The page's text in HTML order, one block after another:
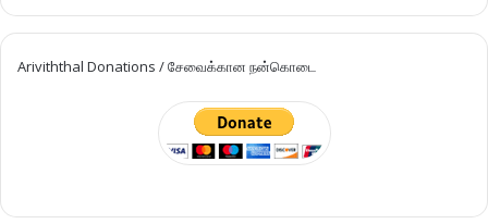
Ariviththal Donations / சேவைக்கான நன்கொடை